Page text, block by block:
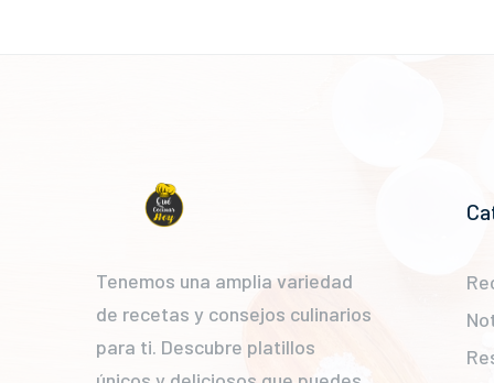
Tenemos una amplia variedad
de recetas y consejos culinarios
para ti. Descubre platillos